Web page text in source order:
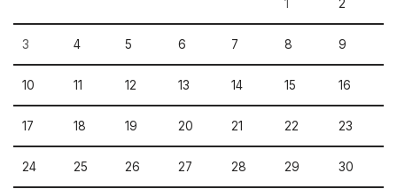
1 2
3 4 5 6 7 8 9
10 11 12 13 14 15 16
17 18 19 20 21 22 23
24 25 26 27 28 29 30